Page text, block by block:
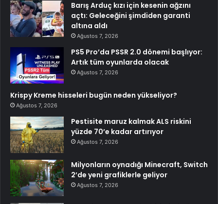
Barış Arduç kızı için kesenin ağzını
açtı: Geleceğini şimdiden garanti
altına aldı
Ağustos 7, 2026
PS5 Pro’da PSSR 2.0 dönemi başlıyor:
Artık tüm oyunlarda olacak
Ağustos 7, 2026
Krispy Kreme hisseleri bugün neden yükseliyor?
Ağustos 7, 2026
Pestisite maruz kalmak ALS riskini
yüzde 70’e kadar artırıyor
Ağustos 7, 2026
Milyonların oynadığı Minecraft, Switch
2’de yeni grafiklerle geliyor
Ağustos 7, 2026